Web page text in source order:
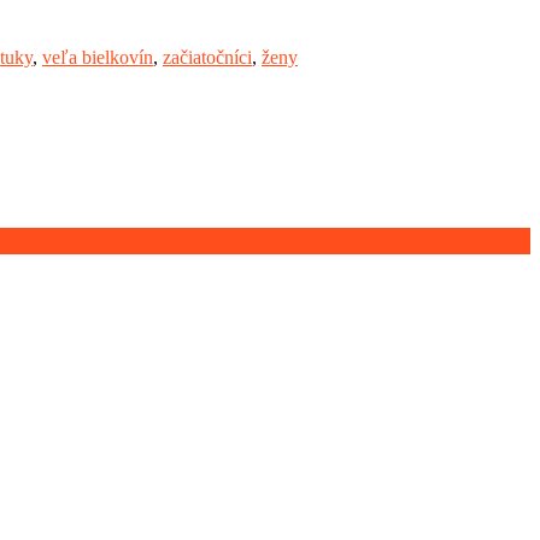
tuky, veľa bielkovín, začiatočníci, ženy